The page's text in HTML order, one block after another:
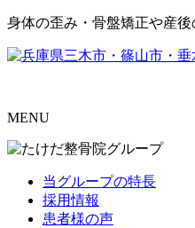
身体の歪み・骨盤矯正や産
MENU
当グループの特長
採用情報
患者様の声